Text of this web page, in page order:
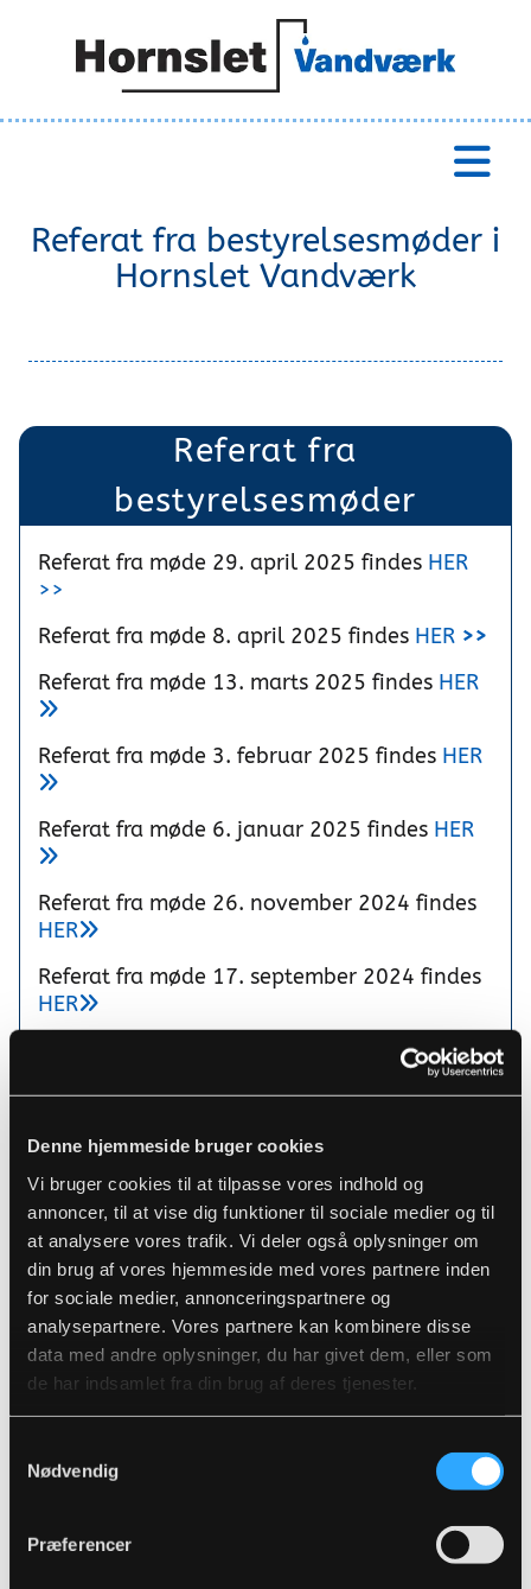
Denne hjemmeside bruger cookies
Vi bruger cookies til at tilpasse vores indhold og
annoncer, til at vise dig funktioner til sociale medier og til
at analysere vores trafik. Vi deler også oplysninger om
din brug af vores hjemmeside med vores partnere inden
for sociale medier, annonceringspartnere og
analysepartnere. Vores partnere kan kombinere disse
data med andre oplysninger, du har givet dem, eller som
de har indsamlet fra din brug af deres tjenester.
Nødvendig
Præferencer
Referat fra bestyrelsesmøder i
Hornslet Vandværk
Referat fra
bestyrelsesmøder
Referat fra møde 29. april 2025 findes HER
>>
Referat fra møde 8. april 2025 findes HER >>
Referat fra møde 13. marts 2025 findes HER

Referat fra møde 3. februar 2025 findes HER

Referat fra møde 6. januar 2025 findes HER

Referat fra møde 26. november 2024 findes
HER
Referat fra møde 17. september 2024 findes
HER
Referat fra møde 24. juni 2024 findesHER
Referat fra møde 16. april 2024 findesHER
Referat fra møde 12. marts 2024 findes
Referat fra møde 30. januar 2024 findes
HER
Referat fra møde 10. oktober 2023 findes
HER
Referat fra møde 31. august 2023 findes
HER 
Referat fra møde 24. april 2023 findes HER
HER